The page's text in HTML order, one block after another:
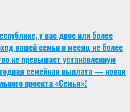
у вас двое или более
вашей семьи в месяц не более
не превышает установленную
семейная выплата — новая
проекта «Семья»!